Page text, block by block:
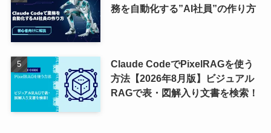
務を自動化する”AI社員”の作り方
Claude CodeでPixelRAGを使う
方法【2026年8月版】ビジュアル
RAGで表・図解入り文書を検索！